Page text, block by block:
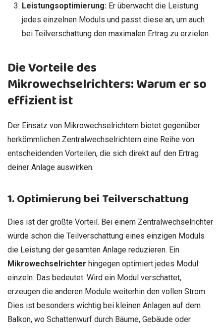
Leistungsoptimierung:Er überwacht die Leistung
jedes einzelnen Moduls und passt diese an, um auch
bei Teilverschattung den maximalen Ertrag zu erzielen.
Die Vorteile des
Mikrowechselrichters: Warum er so
effizient ist
Der Einsatz von Mikrowechselrichtern bietet gegenüber
herkömmlichen Zentralwechselrichtern eine Reihe von
entscheidenden Vorteilen, die sich direkt auf den Ertrag
deiner Anlage auswirken.
1. Optimierung bei Teilverschattung
Dies ist der größte Vorteil. Bei einem Zentralwechselrichter
würde schon die Teilverschattung eines einzigen Moduls
die Leistung der gesamten Anlage reduzieren. Ein
Mikrowechselrichter hingegen optimiert jedes Modul
einzeln. Das bedeutet: Wird ein Modul verschattet,
erzeugen die anderen Module weiterhin den vollen Strom.
Dies ist besonders wichtig bei kleinen Anlagen auf dem
Balkon, wo Schattenwurf durch Bäume, Gebäude oder